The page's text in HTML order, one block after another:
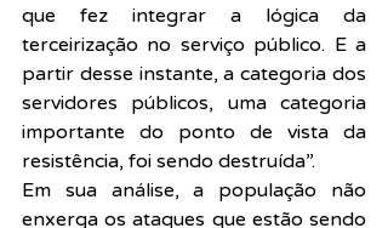
que fez integrar a lógica da
terceirização no serviço público. E a
partir desse instante, a categoria dos
servidores públicos, uma categoria
importante do ponto de vista da
resistência, foi sendo destruída”.
Em sua análise, a população não
enxerga os ataques que estão sendo